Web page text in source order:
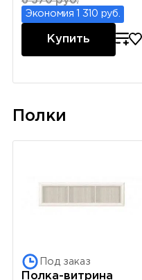
Экономия 1 310 руб.
Купить
Полки
Под заказ
Полка-витрина